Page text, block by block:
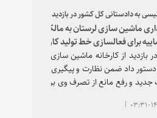
به دادستانی کل کشور در بازدید از کارخانه ماشین
برای فعالسازی خط تولید کارخانه ماشین
اشتغال ۵۰۰ نفری کارخانه ماشین سازی لرستان پس از
از کارخانه ماشین سازی لرستان به
داد ضمن نظارت و پیگیری جهت تسریع در
جدید و رفع مانع از تصرف وی بر کارخانه، مالک